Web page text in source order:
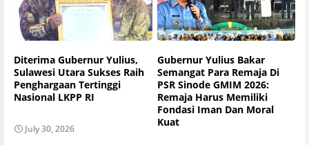
Diterima Gubernur Yulius,
Sulawesi Utara Sukses Raih
Penghargaan Tertinggi
Nasional LKPP RI
July 30, 2026
Gubernur Yulius Bakar
Semangat Para Remaja Di
PSR Sinode GMIM 2026:
Remaja Harus Memiliki
Fondasi Iman Dan Moral
Kuat